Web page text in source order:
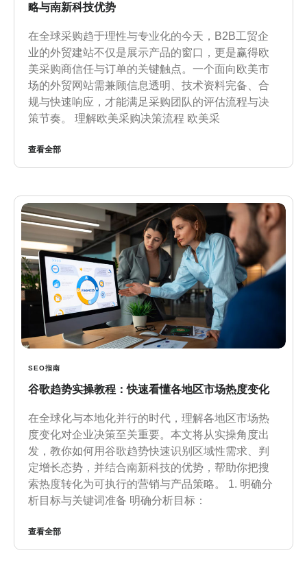
略与南新科技优势
在全球采购趋于理性与专业化的今天，B2B工贸企
业的外贸建站不仅是展示产品的窗口，更是赢得欧
美采购商信任与订单的关键触点。一个面向欧美市
场的外贸网站需兼顾信息透明、技术资料完备、合
规与快速响应，才能满足采购团队的评估流程与决
策节奏。 理解欧美采购决策流程 欧美采
查看全部
SEO指南
谷歌趋势实操教程：快速看懂各地区市场热度变化
在全球化与本地化并行的时代，理解各地区市场热
度变化对企业决策至关重要。本文将从实操角度出
发，教你如何用谷歌趋势快速识别区域性需求、判
定增长态势，并结合南新科技的优势，帮助你把搜
索热度转化为可执行的营销与产品策略。 1. 明确分
析目标与关键词准备 明确分析目标：
查看全部